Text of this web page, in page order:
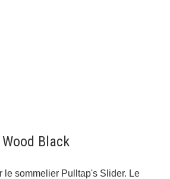
Black
le sommelier Pulltap's Slider. Le